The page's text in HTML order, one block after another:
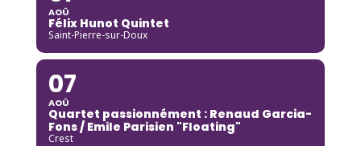
AOÛ
Félix Hunot Quintet
Saint-Pierre-sur-Doux
07
AOÛ
Quartet passionnément : Renaud Garcia-
Fons / Emile Parisien "Floating"
Crest